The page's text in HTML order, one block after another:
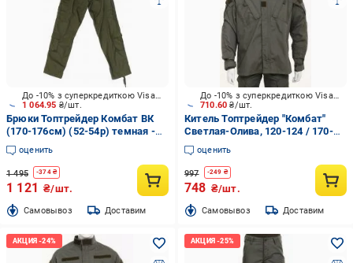
1 064.95 ₴/шт.
До -10% з суперкредиткою Visa Вигода
Брюки Топтрейдер Комбат ВК
(170-176см) (52-54р) темная -
олива р.L
оценить
1 495 -374₴
1 121 ₴/шт.
Cамовывоз Доставим
710.60₴/шт.
До -10% з суперкредиткою Visa Вигода
Китель Топтрейдер "Комбат"
Светлая-Олива, 120-124 / 170-
176cм р.XXL
оценить
997 -249 ₴
748 ₴/шт.
Cамовывоз Доставим